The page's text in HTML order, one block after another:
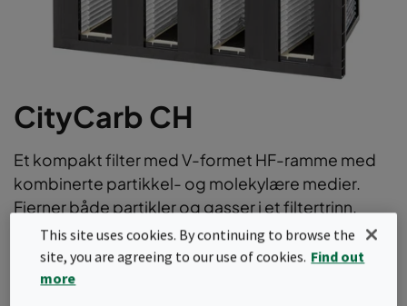
CityCarb CH
Et kompakt filter med V-formet HF-ramme med
kombinerte partikkel- og molekylære medier.
Fjerner både partikler og gasser i et filtertrinn.
Fjerner moderate konsentrasjoner av vanlig
forurensning i byluften. Det beste valget for
museumsmiljøer.
This site uses cookies. By continuing to browse the
site, you are agreeing to our use of cookies. Find out
more